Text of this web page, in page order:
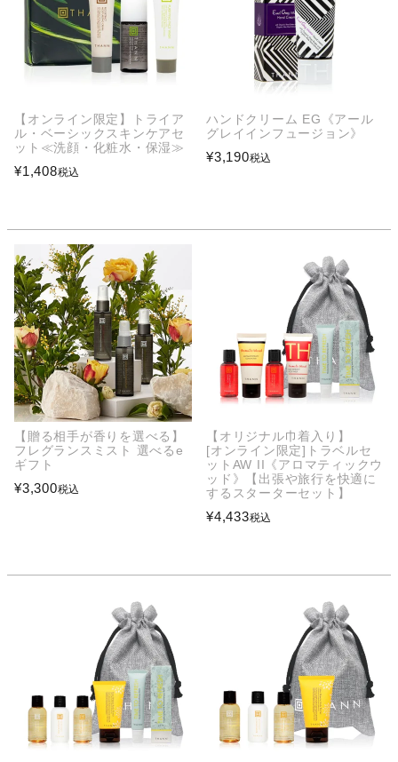
【オンライン限定】トライア
ル・ベーシックスキンケアセ
ット≪洗顔・化粧水・保湿≫
¥1,408税込
ハンドクリーム EG《アール
グレイインフュージョン》
¥3,190税込
【贈る相手が香りを選べる】
フレグランスミスト 選べるe
ギフト
¥3,300税込
【オリジナル巾着入り】
[オンライン限定]トラベルセ
ットAW II《アロマティックウ
ッド》【出張や旅行を快適に
するスターターセット】
¥4,433税込